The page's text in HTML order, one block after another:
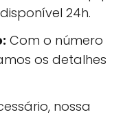
24h.
Com o número
os detalhes
nossa